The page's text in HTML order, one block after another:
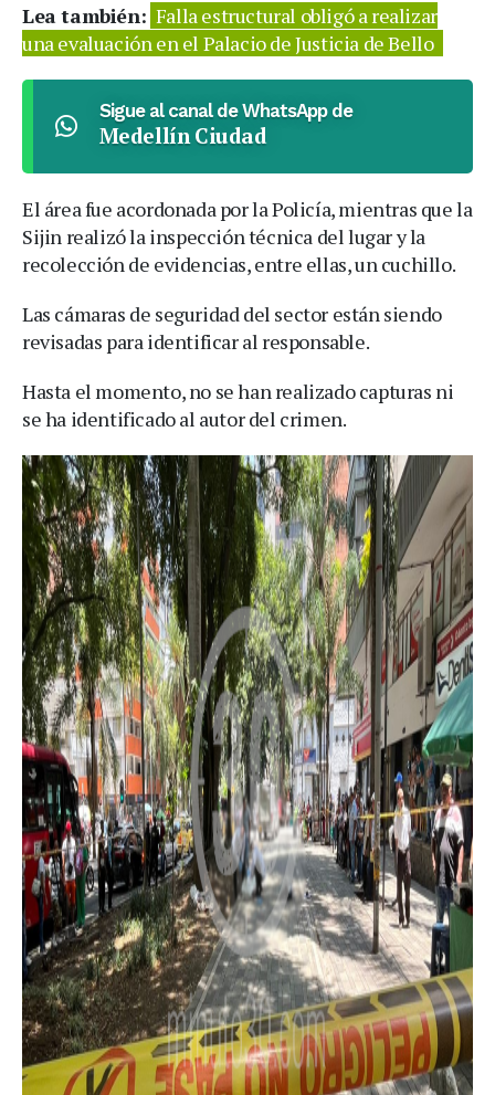
Lea también: Falla estructural obligó a realizar
una evaluación en el Palacio de Justicia de Bello
Sigue al canal de WhatsApp de
Medellín Ciudad
El área fue acordonada por la Policía, mientras que la
Sijin realizó la inspección técnica del lugar y la
recolección de evidencias, entre ellas, un cuchillo.
Las cámaras de seguridad del sector están siendo
revisadas para identificar al responsable.
Hasta el momento, no se han realizado capturas ni
se ha identificado al autor del crimen.